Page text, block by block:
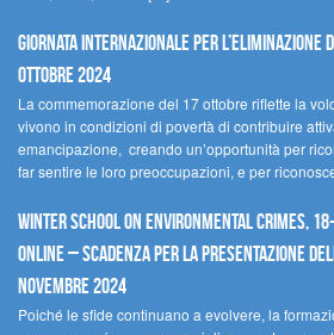
Giornata internazionale per l’eliminazione
ottobre 2024
La commemorazione del 17 ottobre riflette la
vivono in condizioni di povertà di contribuire
emancipazione, creando un’opportunità per
far sentire le loro preoccupazioni, e per
Winter School on Environmental Crimes,
Online – Scadenza per la presentazione
novembre 2024
Poiché le sfide continuano a evolvere, la